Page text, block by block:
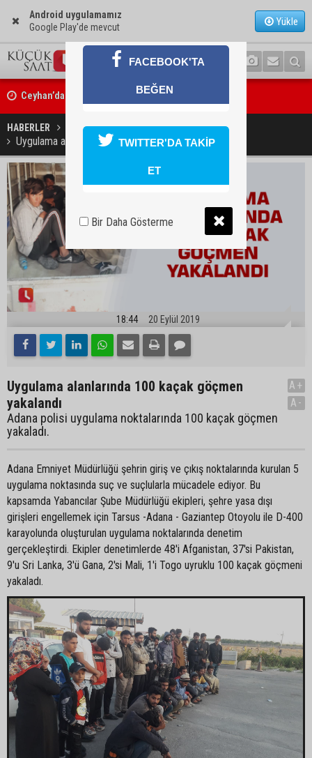
Android uygulamamız
Google Play'de mevcut
Yükle
Ceyhan’da yağlık ayçiçeği hasadı başladı
Yedigöze’deki göçüğün nedeni belli oldu
HABERLER YAŞAM
Uygulama alanlarında 100 kaçak göçmen yakalandı
18:44 20 Eylül 2019
Uygulama alanlarında 100 kaçak göçmen
yakalandı
Adana polisi uygulama noktalarında 100 kaçak göçmen
yakaladı.
A+
A-
Adana Emniyet Müdürlüğü şehrin giriş ve çıkış noktalarında kurulan 5
uygulama noktasında suç ve suçlularla mücadele ediyor. Bu
kapsamda Yabancılar Şube Müdürlüğü ekipleri, şehre yasa dışı
girişleri engellemek için Tarsus -Adana - Gaziantep Otoyolu ile D-400
karayolunda oluşturulan uygulama noktalarında denetim
gerçekleştirdi. Ekipler denetimlerde 48'i Afganistan, 37'si Pakistan,
9'u Sri Lanka, 3'ü Gana, 2'si Mali, 1'i Togo uyruklu 100 kaçak göçmeni
yakaladı.
FACEBOOK'TA
BEĞEN
TWITTER'DA TAKİP
ET
Bir Daha Gösterme